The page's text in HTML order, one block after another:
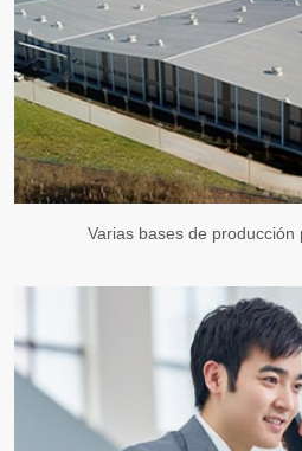
Varias bases de producción